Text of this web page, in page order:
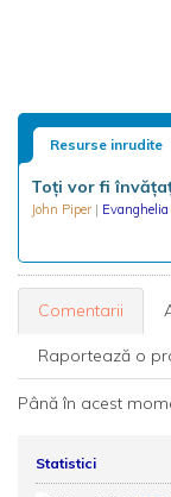
Resurse inrudite
Toți vor fi
John Piper |
Comentarii
Raportează o
Până în acest
Statistici